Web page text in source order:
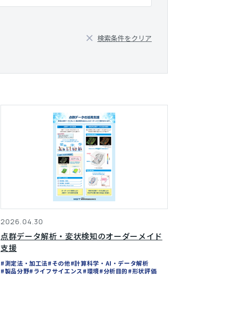
検索条件をクリア
2026.04.30
点群データ解析・変状検知のオーダーメイド
支援
#測定法・加工法#その他#計算科学・AI・データ解析
#製品分野#ライフサイエンス#環境#分析目的#形状評価